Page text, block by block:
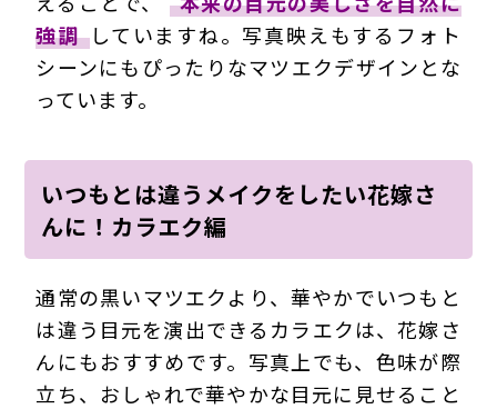
強調 していますね。写真映えもするフォト
シーンにもぴったりなマツエクデザインとな
っています。
いつもとは違うメイクをしたい花嫁さ
んに！カラエク編
通常の黒いマツエクより、華やかでいつもと
は違う目元を演出できるカラエクは、花嫁さ
んにもおすすめです。写真上でも、色味が際
立ち、おしゃれで華やかな目元に見せること